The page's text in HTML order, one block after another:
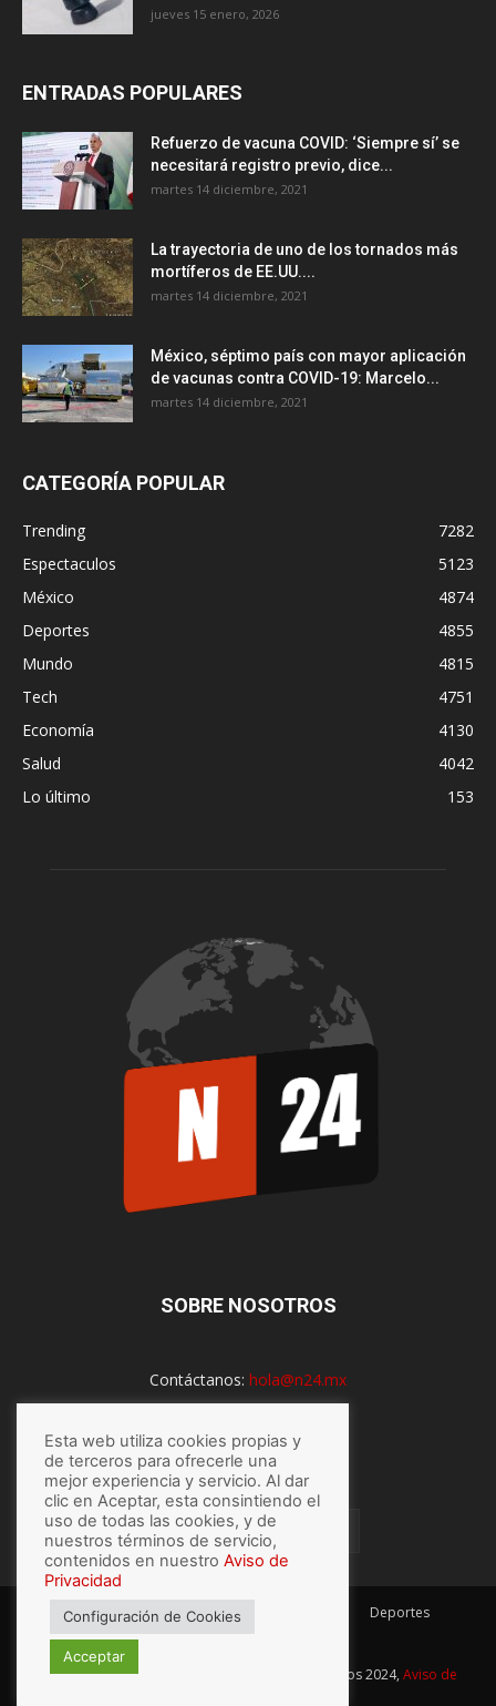
jueves 15 enero, 2026
ENTRADAS POPULARES
Refuerzo de vacuna COVID: ‘Siempre sí’ se
necesitará registro previo, dice...
martes 14 diciembre, 2021
La trayectoria de uno de los tornados más
mortíferos de EE.UU....
martes 14 diciembre, 2021
México, séptimo país con mayor aplicación
de vacunas contra COVID-19: Marcelo...
martes 14 diciembre, 2021
CATEGORÍA POPULAR
Trending
7282
Espectaculos
5123
México
4874
Deportes
4855
Mundo
4815
Tech
4751
Economía
4130
Salud
4042
Lo último
153
SOBRE NOSOTROS
Contáctanos: hola@n24.mx
SÍGUENOS
México Mundo Economía
Deportes
Espectaculos
© Hecho con por N24.mx, Derechos Reservados 2024, Aviso de
Esta web utiliza cookies propias y
de terceros para ofrecerle una
mejor experiencia y servicio. Al dar
clic en Aceptar, esta consintiendo el
uso de todas las cookies, y de
nuestros términos de servicio,
contenidos en nuestro Aviso de
Privacidad
Configuración de Cookies
Acceptar